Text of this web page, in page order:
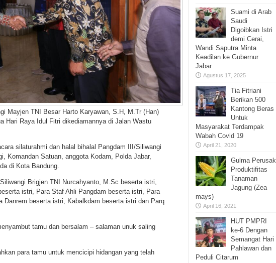
Mayjen TNI Besar Harto Karyawan, S.H, M.Tr (Han)
Hari Raya Idul Fitri dikediamannya di Jalan Wastu
silaturahmi dan halal bihalal Pangdam III/Siliwangi
Komandan Satuan, anggota Kodam, Polda Jabar,
di Kota Bandung.
Brigjen TNI Nurcahyanto, M.Sc beserta istri,
istri, Para Staf Ahli Pangdam beserta istri, Para
beserta istri, Kabalkdam beserta istri dan Parq
tamu dan bersalam – salaman unuk saling
para tamu untuk mencicipi hidangan yang telah
Suami di Arab
Saudi
Digoibkan Istri
demi Cerai,
Wandi Saputra Minta
Keadilan ke Gubernur
Jabar
Agustus 17, 2025
Tia Fitriani
Berikan 500
Kantong Beras
Untuk
Masyarakat Terdampak
Wabah Covid 19
April 21, 2020
Gulma Perusak
Produktifitas
Tanaman
Jagung (Zea
mays)
April 16, 2021
HUT PMPRI
ke-6 Dengan
Semangat Hari
Pahlawan dan
Peduli Citarum